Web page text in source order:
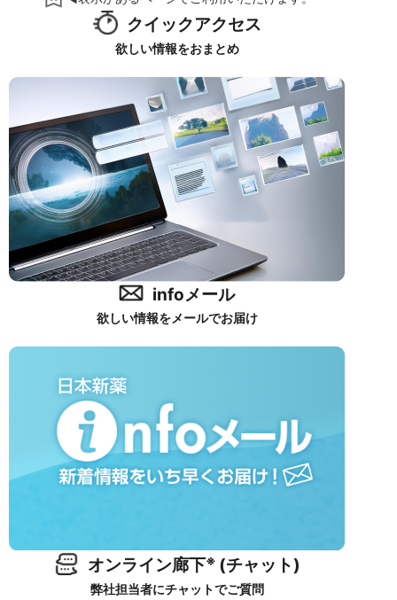
クイックアクセス
欲しい情報をおまとめ
infoメール
欲しい情報をメールでお届け
オンライン廊下※ (チャット)
弊社担当者にチャットでご質問